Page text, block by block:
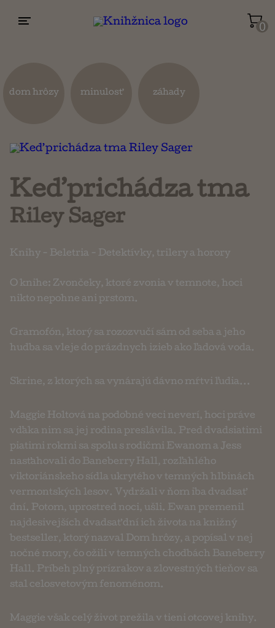
0
dom hrôzy minulosť záhady
Keď prichádza tma
Riley Sager
Knihy - Beletria - Detektívky, trilery a horory
O knihe: Zvončeky, ktoré zvonia v temnote, hoci
nikto nepohne ani prstom.
Gramofón, ktorý sa rozozvučí sám od seba a jeho
hudba sa vleje do prázdnych izieb ako ľadová voda.
Skrine, z ktorých sa vynárajú dávno mŕtvi ľudia...
Maggie Holtová na podobné veci neverí, hoci práve
vďaka nim sa jej rodina preslávila. Pred dvadsiatimi
piatimi rokmi sa spolu s rodičmi Ewanom a Jess
nasťahovali do Baneberry Hall, rozľahlého
viktoriánskeho sídla ukrytého v temných hlbinách
vermontských lesov. Vydržali v ňom iba dvadsať
dní. Potom, uprostred noci, ušli. Ewan premenil
najdesivejších dvadsať dní ich života na knižný
bestseller, ktorý nazval Dom hrôzy, a popísal v nej
nočné mory, čo ožili v temných chodbách Baneberry
Hall. Príbeh plný prízrakov a zlovestných tieňov sa
stal celosvetovým fenoménom.
Maggie však celý život prežila v tieni otcovej knihy.